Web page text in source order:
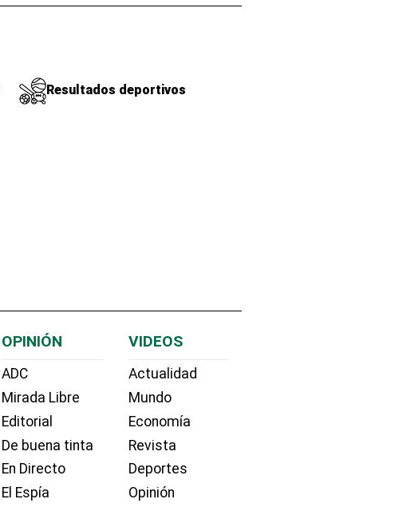
Resultados deportivos
OPINIÓN
ADC
Mirada Libre
Editorial
De buena tinta
En Directo
El Espía
VIDEOS
Actualidad
Mundo
Economía
Revista
Deportes
Opinión